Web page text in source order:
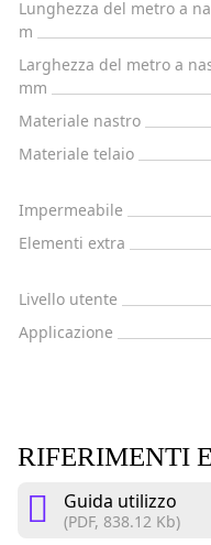
Lunghezza del metro a
m
Larghezza del metro a
mm
Materiale nastro
Materiale telaio
Impermeabile
Elementi extra
Livello utente
Applicazione
RIFERIMENTI
Guida utilizzo
(PDF, 838.12 Kb)